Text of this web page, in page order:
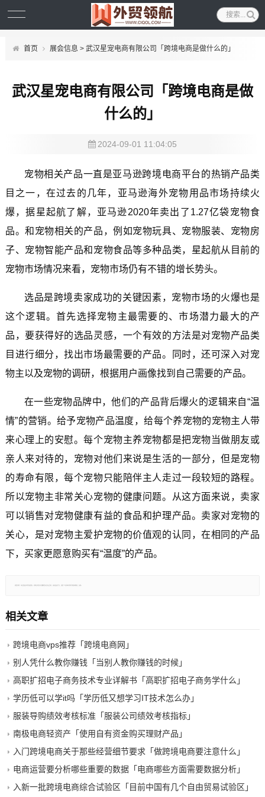
首页 展会信息> 武汉星宠电商有限公司「跨境电商是做什么的」
武汉星宠电商有限公司「跨境电商是做
什么的」
2024-09-01 11:04:05
宠物相关产品一直是亚马逊跨境电商平台的热销产品类
目之一，在过去的几年，亚马逊海外宠物用品市场持续火
爆，据星起航了解，亚马逊2020年卖出了1.27亿袋宠物食
品。和宠物相关的产品，例如宠物玩具、宠物服装、宠物房
子、宠物智能产品和宠物食品等多种品类，星起航从目前的
宠物市场情况来看，宠物市场仍有不错的增长势头。
选品是跨境卖家成功的关键因素，宠物市场的火爆也是
这个逻辑。首先选择宠物主最需要的、市场潜力最大的产
品，要获得好的选品灵感，一个有效的方法是对宠物产品类
目进行细分，找出市场最需要的产品。同时，还可深入对宠
物主以及宠物的调研，根据用户画像找到自己需要的产品。
在一些宠物品牌中，他们的产品背后爆火的逻辑来自“温
情”的营销。给予宠物产品温度，给每个养宠物的宠物主人带
来心理上的安慰。每个宠物主养宠物都是把宠物当做朋友或
亲人来对待的，宠物对他们来说是生活的一部分，但是宠物
的寿命有限，每个宠物只能陪伴主人走过一段较短的路程。
所以宠物主非常关心宠物的健康问题。从这方面来说，卖家
可以销售对宠物健康有益的食品和护理产品。卖家对宠物的
关心，是对宠物主爱护宠物的价值观的认同，在相同的产品
下，买家更愿意购买有“温度”的产品。
相关文章
跨境电商vps推荐「跨境电商网」
别人凭什么教你赚钱「当别人教你赚钱的时候」
高职扩招电子商务技术专业详解书「高职扩招电子商务学什么」
学历低可以学it吗「学历低又想学习IT技术怎么办」
服装导购绩效考核标准「服装公司绩效考核指标」
南极电商轻资产「使用自有资金购买理财产品」
入门跨境电商关于那些经营细节要求「做跨境电商要注意什么」
电商运营要分析哪些重要的数据「电商哪些方面需要数据分析」
入新一批跨境电商综合试验区「目前中国有几个自由贸易试验区」